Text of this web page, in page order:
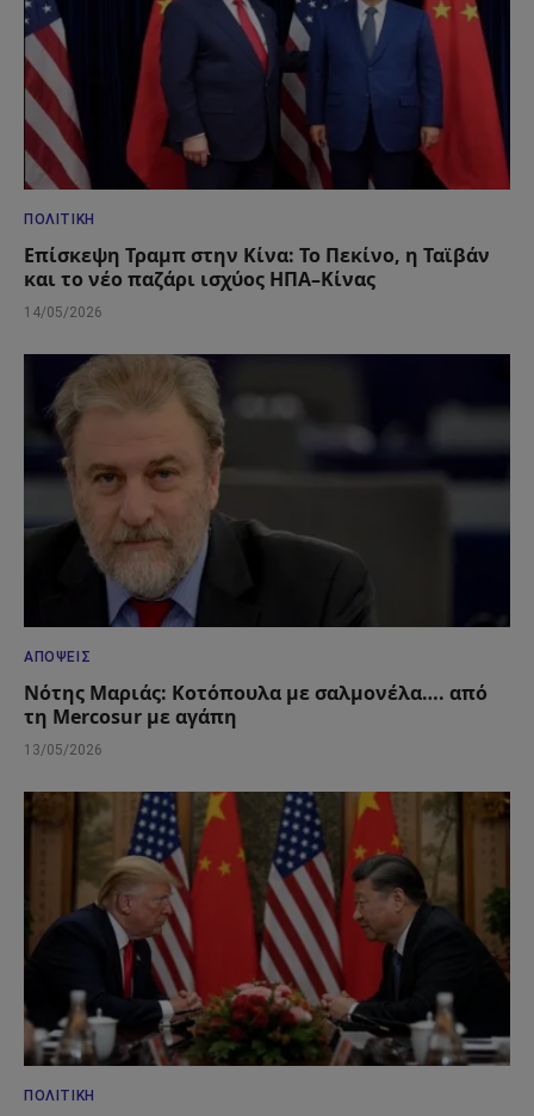
ΠΟΛΙΤΙΚΉ
Επίσκεψη Τραμπ στην Κίνα: Το Πεκίνο, η Ταϊβάν
και το νέο παζάρι ισχύος ΗΠΑ–Κίνας
14/05/2026
ΑΠΌΨΕΙΣ
Νότης Μαριάς: Κοτόπουλα με σαλμονέλα…. από
τη Mercosur με αγάπη
13/05/2026
ΠΟΛΙΤΙΚΉ